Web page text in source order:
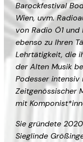
Barockfestival
Wien, uvm.
von Radio Ö1 und
ebenso zu Ihren
Lehrtätigkeit, die
der Alten Musik
Podesser
Zeitgenössischer
mit
Sie gründete
Sieglinde